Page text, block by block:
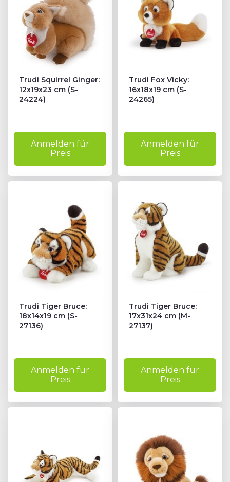
Trudi Squirrel Ginger:
12x19x23 cm (S-
24224)
Anmelden für
Preis
Trudi Fox Vicky:
16x18x19 cm (S-
24265)
Anmelden für
Preis
Trudi Tiger Bruce:
18x14x19 cm (S-
27136)
Anmelden für
Preis
Trudi Tiger Bruce:
17x31x24 cm (M-
27137)
Anmelden für
Preis